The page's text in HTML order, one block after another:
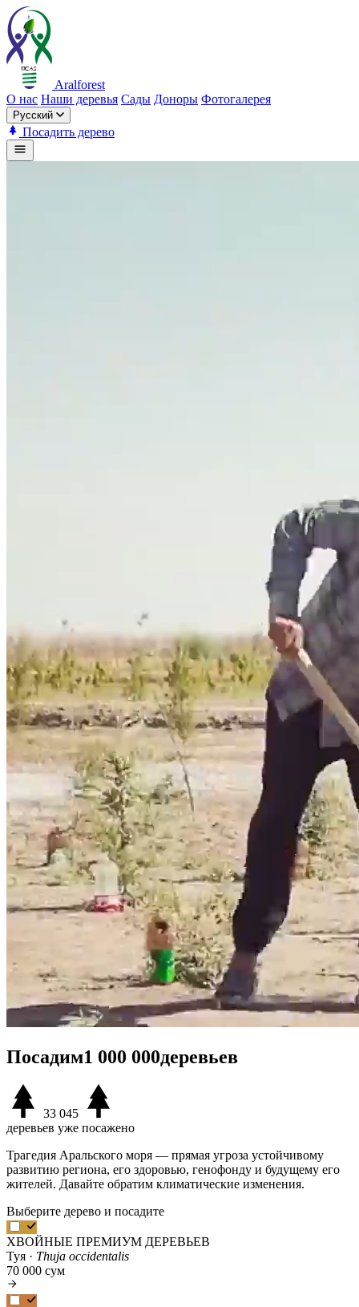
Aralforest
О нас Наши деревья Сады Доноры Фотогалерея
Русский
Посадить дерево
Посадим1 000 000деревьев
33 045
деревьев уже посажено
Трагедия Аральского моря — прямая угроза устойчивому
развитию региона, его здоровью, генофонду и будущему его
жителей. Давайте обратим климатические изменения.
Выберите дерево и посадите
ХВОЙНЫЕ ПРЕМИУМ ДЕРЕВЬЕВ
Туя · Thuja occidentalis
70 000 сум